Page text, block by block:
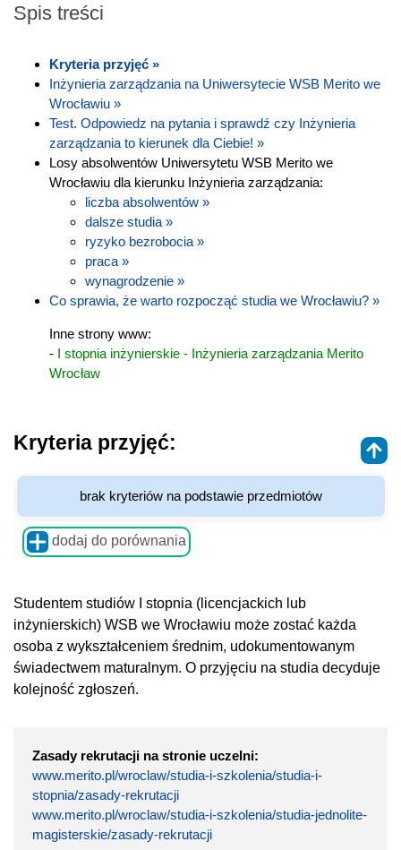
Spis treści
Kryteria przyjęć »
Inżynieria zarządzania na Uniwersytecie WSB Merito we
Wrocławiu »
Test. Odpowiedz na pytania i sprawdź czy Inżynieria
zarządzania to kierunek dla Ciebie! »
Losy absolwentów Uniwersytetu WSB Merito we
Wrocławiu dla kierunku Inżynieria zarządzania:
liczba absolwentów »
dalsze studia »
ryzyko bezrobocia »
praca »
wynagrodzenie »
Co sprawia, że warto rozpocząć studia we Wrocławiu? »
Inne strony www:
- I stopnia inżynierskie - Inżynieria zarządzania Merito
Wrocław
Kryteria przyjęć:
brak kryteriów na podstawie przedmiotów
dodaj do porównania
Studentem studiów I stopnia (licencjackich lub
inżynierskich) WSB we Wrocławiu może zostać każda
osoba z wykształceniem średnim, udokumentowanym
świadectwem maturalnym. O przyjęciu na studia decyduje
kolejność zgłoszeń.
Zasady rekrutacji na stronie uczelni:
www.merito.pl/wroclaw/studia-i-szkolenia/studia-i-
stopnia/zasady-rekrutacji
www.merito.pl/wroclaw/studia-i-szkolenia/studia-jednolite-
magisterskie/zasady-rekrutacji